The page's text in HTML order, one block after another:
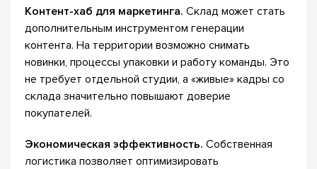
Контент-хаб для маркетинга. Склад может стать
дополнительным инструментом генерации
контента. На территории возможно снимать
новинки, процессы упаковки и работу команды. Это
не требует отдельной студии, а «живые» кадры со
склада значительно повышают доверие
покупателей.
Экономическая эффективность. Собственная
логистика позволяет оптимизировать